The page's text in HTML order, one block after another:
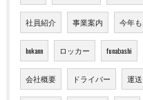
社員紹介 事業案内 今年
hokann ロッカー funabashi
会社概要 ドライバー 運送